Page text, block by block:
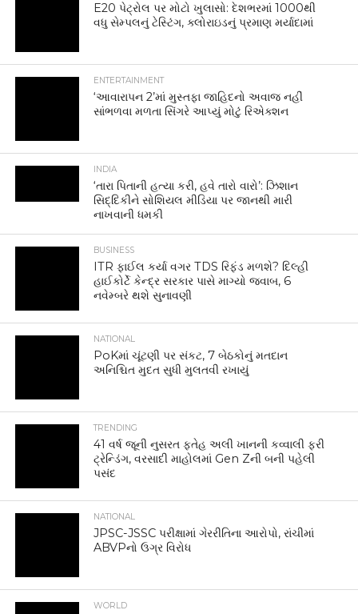
E20 પેટ્રોલ પર મોટો ખુલાસો: દેશભરમાં 1000થી
વધુ સેમ્પલનું ટેસ્ટિંગ, ક્લોરાઇડનું પ્રમાણ મર્યાદામાં
ENTERTAINMENT
‘આવારાપન 2’માં મુસ્તફા જાહિદનો અવાજ નહીં
સાંભળવા મળતા સિંગરે આપ્યું મોટું રિએક્શન
INDIA
‘તારા પિતાની હત્યા કરી, હવે તારો વારો’: ઝિશાન
સિદ્દિકીને સોશિયલ મીડિયા પર જાનથી મારી
નાખવાની ધમકી
BUSINESS
ITR ફાઈલ કર્યા વગર TDS રિફંડ મળશે? દિલ્હી
હાઈકોર્ટે કેન્દ્ર સરકાર પાસે માગ્યો જવાબ, 6
નવેમ્બરે થશે સુનાવણી
NATIONAL
PoKમાં ચૂંટણી પર સંકટ, 7 બેઠકોનું મતદાન
અનિશ્ચિત મુદત સુધી મુલતવી રખાયું
TRENDING
41 વર્ષ જૂની નુસરત ફતેહ અલી ખાનની કવ્વાલી ફરી
ટ્રેન્ડિંગ, વરસાદી માહોલમાં Gen Zની બની પહેલી
પસંદ
NATIONAL
JPSC-JSSC પરીક્ષામાં ગેરરીતિના આરોપો, રાંચીમાં
ABVPનો ઉગ્ર વિરોધ
WORLD